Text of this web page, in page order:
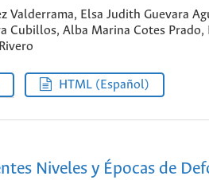
Valderrama, Elsa Judith Guevara
Cubillos, Alba Marina Cotes Prado,
HTML (Español)
Niveles y Épocas de